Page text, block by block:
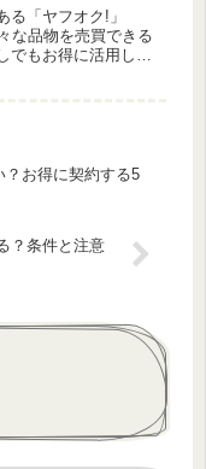
る「ヤフオク!」
な品物を売買できる
もお得に活用した
？お得に契約する5
？条件と注意